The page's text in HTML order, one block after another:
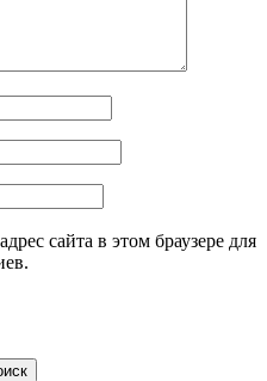
сайта в этом браузере для